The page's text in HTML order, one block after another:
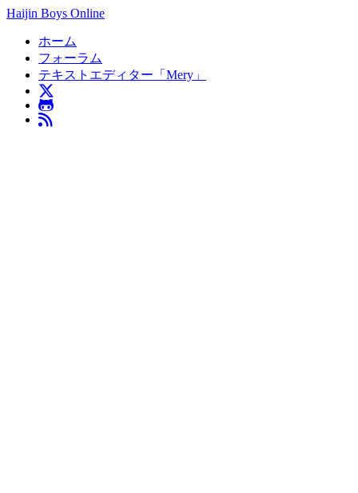
Haijin Boys Online
ホーム
フォーラム
テキストエディター「Mery」